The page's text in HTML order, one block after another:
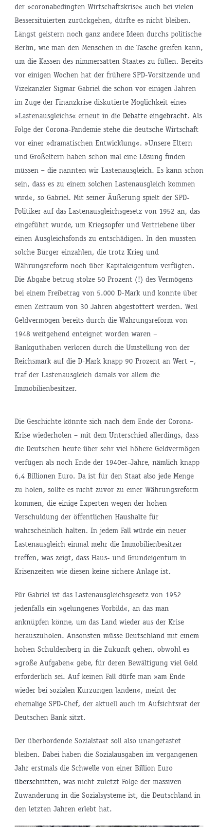
der »coronabedingten Wirtschaftskrise« auch bei vielen
Bessersituierten zurückgehen, dürfte es nicht bleiben.
Längst geistern noch ganz andere Ideen durchs politische
Berlin, wie man den Menschen in die Tasche greifen kann,
um die Kassen des nimmersatten Staates zu füllen. Bereits
vor einigen Wochen hat der frühere SPD-Vorsitzende und
Vizekanzler Sigmar Gabriel die schon vor einigen Jahren
im Zuge der Finanzkrise diskutierte Möglichkeit eines
»Lastenausgleichs« erneut in die Debatte eingebracht. Als
Folge der Corona-Pandemie stehe die deutsche Wirtschaft
vor einer »dramatischen Entwicklung«. »Unsere Eltern
und Großeltern haben schon mal eine Lösung finden
müssen – die nannten wir Lastenausgleich. Es kann schon
sein, dass es zu einem solchen Lastenausgleich kommen
wird«, so Gabriel. Mit seiner Äußerung spielt der SPD-
Politiker auf das Lastenausgleichsgesetz von 1952 an, das
eingeführt wurde, um Kriegsopfer und Vertriebene über
einen Ausgleichsfonds zu entschädigen. In den mussten
solche Bürger einzahlen, die trotz Krieg und
Währungsreform noch über Kapitaleigentum verfügten.
Die Abgabe betrug stolze 50 Prozent (!) des Vermögens
bei einem Freibetrag von 5.000 D-Mark und konnte über
einen Zeitraum von 30 Jahren abgestottert werden. Weil
Geldvermögen bereits durch die Währungsreform von
1948 weitgehend enteignet worden waren –
Bankguthaben verloren durch die Umstellung von der
Reichsmark auf die D-Mark knapp 90 Prozent an Wert –,
traf der Lastenausgleich damals vor allem die
Immobilienbesitzer.
Die Geschichte könnte sich nach dem Ende der Corona-
Krise wiederholen – mit dem Unterschied allerdings, dass
die Deutschen heute über sehr viel höhere Geldvermögen
verfügen als noch Ende der 1940er-Jahre, nämlich knapp
6,4 Billionen Euro. Da ist für den Staat also jede Menge
zu holen, sollte es nicht zuvor zu einer Währungsreform
kommen, die einige Experten wegen der hohen
Verschuldung der öffentlichen Haushalte für
wahrscheinlich halten. In jedem Fall würde ein neuer
Lastenausgleich einmal mehr die Immobilienbesitzer
treffen, was zeigt, dass Haus- und Grundeigentum in
Krisenzeiten wie diesen keine sichere Anlage ist.
Für Gabriel ist das Lastenausgleichsgesetz von 1952
jedenfalls ein »gelungenes Vorbild«, an das man
anknüpfen könne, um das Land wieder aus der Krise
herauszuholen. Ansonsten müsse Deutschland mit einem
hohen Schuldenberg in die Zukunft gehen, obwohl es
»große Aufgaben« gebe, für deren Bewältigung viel Geld
erforderlich sei. Auf keinen Fall dürfe man »am Ende
wieder bei sozialen Kürzungen landen«, meint der
ehemalige SPD-Chef, der aktuell auch im Aufsichtsrat der
Deutschen Bank sitzt.
Der überbordende Sozialstaat soll also unangetastet
bleiben. Dabei haben die Sozialausgaben im vergangenen
Jahr erstmals die Schwelle von einer Billion Euro
überschritten, was nicht zuletzt Folge der massiven
Zuwanderung in die Sozialsysteme ist, die Deutschland in
den letzten Jahren erlebt hat.